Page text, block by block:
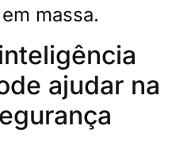
massa.
ajudar na